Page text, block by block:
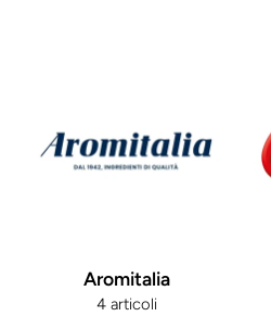
Aromitalia
4 articoli